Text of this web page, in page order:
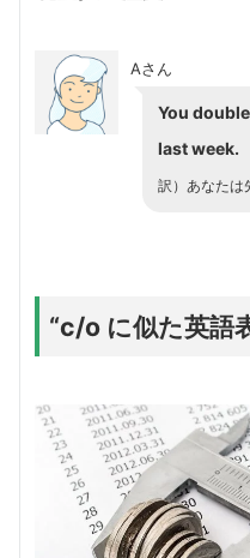
Aさん
You
last week.
訳） あなたは
“c/o に似た英語